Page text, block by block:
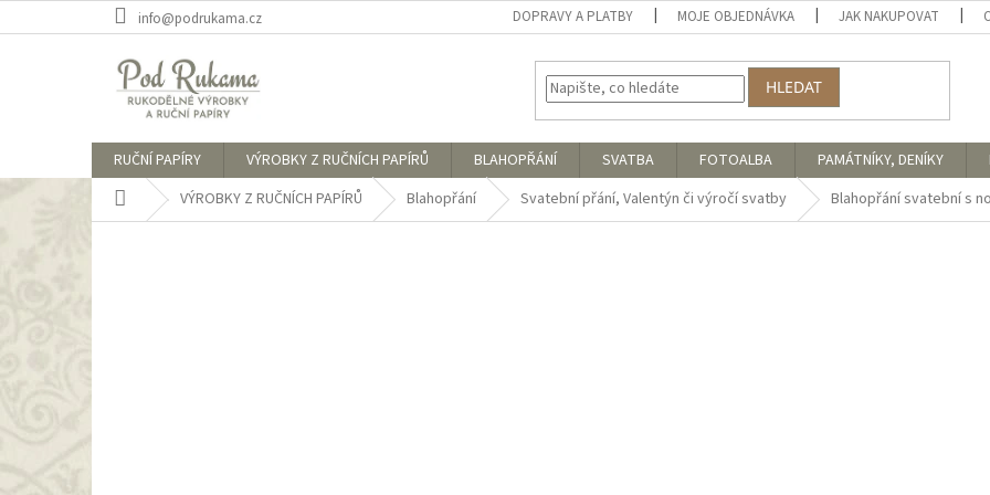
na
info@podrukama.cz DOPRAVY A PLATBY MOJE OBJEDNÁVKA JAK NAKUPOVAT
HLEDAT
RUČNÍ PAPÍRY VÝROBKY Z RUČNÍCH PAPÍRŮ BLAHOPŘÁNÍ SVATBA FOTOALBA PAMÁTNÍKY, DENÍKY
Domů VÝROBKY Z RUČNÍCH PAPÍRŮ Blahopřání Svatební přání, Valentýn či výročí svatby Blahopřání svatební s